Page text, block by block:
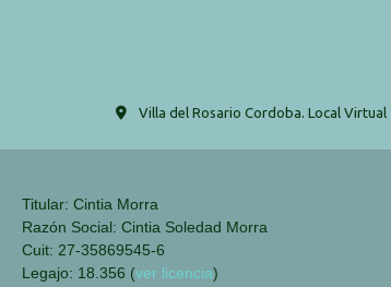
Villa del Rosario Cordoba. Local Virtual
Titular: Cintia Morra
Razón Social: Cintia Soledad Morra
Cuit: 27-35869545-6
Legajo: 18.356 (ver licencia)